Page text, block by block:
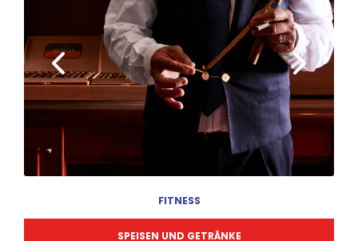
FITNESS
SPEISEN UND GETRÄNKE